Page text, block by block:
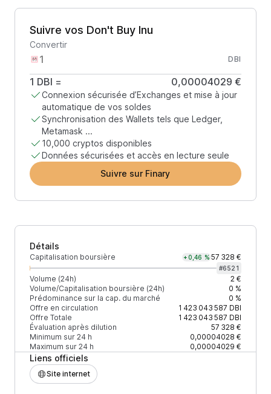
Suivre vos Don't Buy Inu
Convertir
DBI
1 DBI = 0,00004029 €
Connexion sécurisée d’Exchanges et mise à jour
automatique de vos soldes
Synchronisation des Wallets tels que Ledger,
Metamask ...
10,000 cryptos disponibles
Données sécurisées et accès en lecture seule
Suivre sur Finary
Détails
Capitalisation boursière +0,46 % 57 328 €
#6521
Volume (24h)
2 €
Volume/Capitalisation boursière (24h)
0 %
Prédominance sur la cap. du marché
0 %
Offre en circulation
1 423 043 587 DBI
Offre Totale
1 423 043 587 DBI
Évaluation après dilution
57 328 €
Minimum sur 24 h
0,00004028 €
Maximum sur 24 h
0,00004029 €
Liens officiels
Site internet